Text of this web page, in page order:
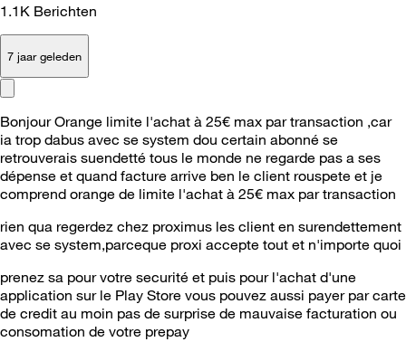
1.1K Berichten
7 jaar geleden
Bonjour Orange limite l'achat à 25€ max par transaction ,car
ia trop dabus avec se system dou certain abonné se
retrouverais suendetté tous le monde ne regarde pas a ses
dépense et quand facture arrive ben le client rouspete et je
comprend orange de limite l'achat à 25€ max par transaction
rien qua regerdez chez proximus les client en surendettement
avec se system,parceque proxi accepte tout et n'importe quoi
prenez sa pour votre securité et puis pour l'achat d'une
application sur le Play Store vous pouvez aussi payer par carte
de credit au moin pas de surprise de mauvaise facturation ou
consomation de votre prepay